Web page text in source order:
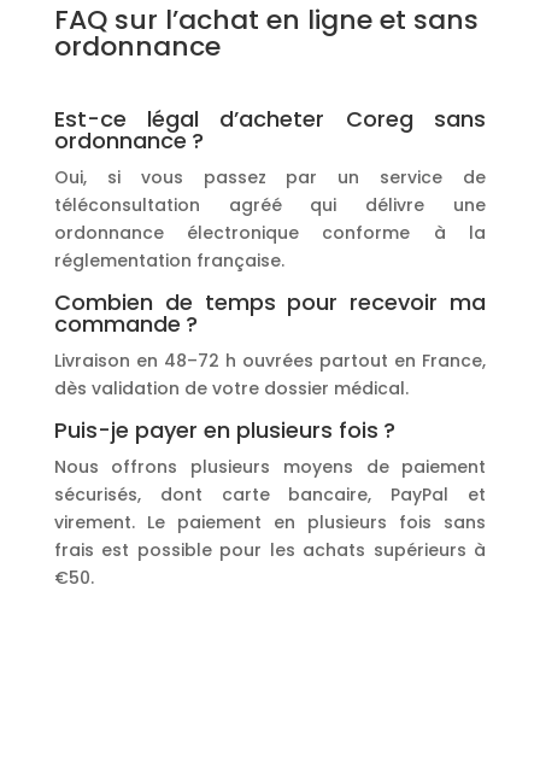
FAQ sur l’achat en ligne et sans
ordonnance
Est-ce légal d’acheter Coreg sans
ordonnance ?
Oui, si vous passez par un service de
téléconsultation agréé qui délivre une
ordonnance électronique conforme à la
réglementation française.
Combien de temps pour recevoir ma
commande ?
Livraison en 48–72 h ouvrées partout en France,
dès validation de votre dossier médical.
Puis-je payer en plusieurs fois ?
Nous offrons plusieurs moyens de paiement
sécurisés, dont carte bancaire, PayPal et
virement. Le paiement en plusieurs fois sans
frais est possible pour les achats supérieurs à
€50.